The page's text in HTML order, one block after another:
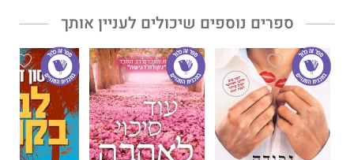
יצרי, עתיר רגש, קשה לקריאה לעיתים.
רכבת הרים מסחררת שקשה להשתחרר ממנה.
ספרים נוספים שיכולים לעניין אותך